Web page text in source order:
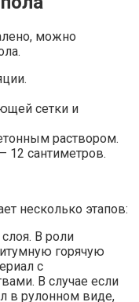
можно
сетки и
раствором.
12 сантиметров.
несколько этапов:
В роли
горячую
с
В случае если
в рулонном виде,